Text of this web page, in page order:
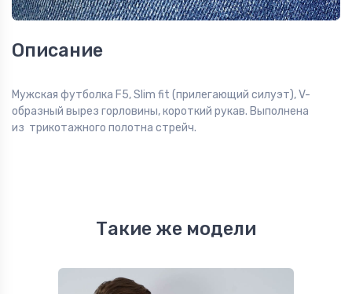
Описание
Мужская футболка F5, Slim fit (прилегающий силуэт), V-
образный вырез горловины, короткий рукав. Выполнена
из трикотажного полотна стрейч.
Такие же модели